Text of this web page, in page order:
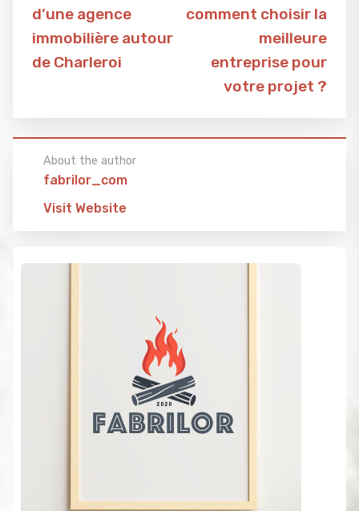
d’une agence
immobilière autour
de Charleroi
comment choisir la
meilleure
entreprise pour
votre projet ?
About the author
fabrilor_com
Visit Website